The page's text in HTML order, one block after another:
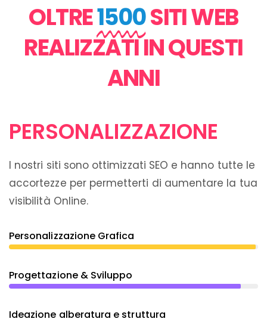
OLTRE1500SITI WEB
REALIZZATI IN QUESTI
ANNI
PERSONALIZZAZIONE
I nostri siti sono ottimizzati SEO e hanno tutte le
accortezze per permetterti di aumentare la tua
visibilità Online.
Personalizzazione Grafica
Progettazione & Sviluppo
Ideazione alberatura e struttura